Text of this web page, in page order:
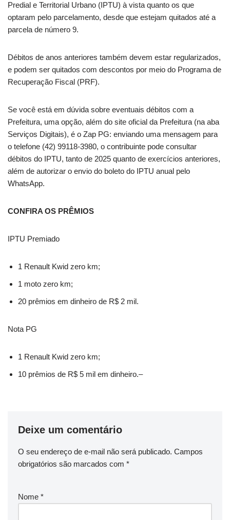
Predial e Territorial Urbano (IPTU) à vista quanto os que
optaram pelo parcelamento, desde que estejam quitados até a
parcela de número 9.
Débitos de anos anteriores também devem estar regularizados,
e podem ser quitados com descontos por meio do Programa de
Recuperação Fiscal (PRF).
Se você está em dúvida sobre eventuais débitos com a
Prefeitura, uma opção, além do site oficial da Prefeitura (na aba
Serviços Digitais), é o Zap PG: enviando uma mensagem para
o telefone (42) 99118-3980, o contribuinte pode consultar
débitos do IPTU, tanto de 2025 quanto de exercícios anteriores,
além de autorizar o envio do boleto do IPTU anual pelo
WhatsApp.
CONFIRA OS PRÊMIOS
IPTU Premiado
1 Renault Kwid zero km;
1 moto zero km;
20 prêmios em dinheiro de R$ 2 mil.
Nota PG
1 Renault Kwid zero km;
10 prêmios de R$ 5 mil em dinheiro.–
Deixe um comentário
O seu endereço de e-mail não será publicado. Campos
obrigatórios são marcados com *
Nome *